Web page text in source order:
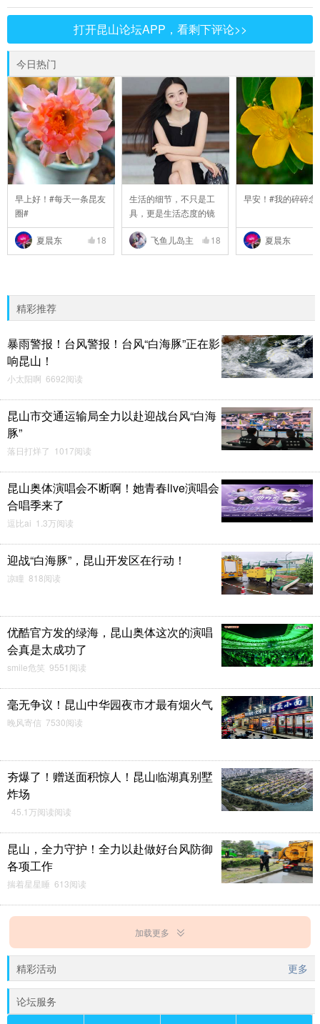
打开昆山论坛APP，看剩下评论>>
今日热门
早上好！#每天一条昆友
圈#
夏晨东 18
生活的细节，不只是工
具，更是生活态度的镜
..
飞鱼儿岛主
18
早安！#我的碎碎念
夏晨东
精彩推荐
暴雨警报！台风警报！台风“白海豚”正在影
响昆山！
小太阳啊 6692阅读
昆山市交通运输局全力以赴迎战台风“白海
豚”
落日打烊了 1017阅读
昆山奥体演唱会不断啊！她青春live演唱会
合唱季来了
逗比ai 1.3万阅读
迎战“白海豚”，昆山开发区在行动！
凉瞳 818阅读
优酷官方发的绿海，昆山奥体这次的演唱
会真是太成功了
smile危笑 9551阅读
毫无争议！昆山中华园夜市才最有烟火气
晚风寄信 7530阅读
夯爆了！赠送面积惊人！昆山临湖真别墅
炸场
45.1万阅读阅读
昆山，全力守护！全力以赴做好台风防御
各项工作
揣着星星睡 613阅读
加载更多
精彩活动 更多
论坛服务